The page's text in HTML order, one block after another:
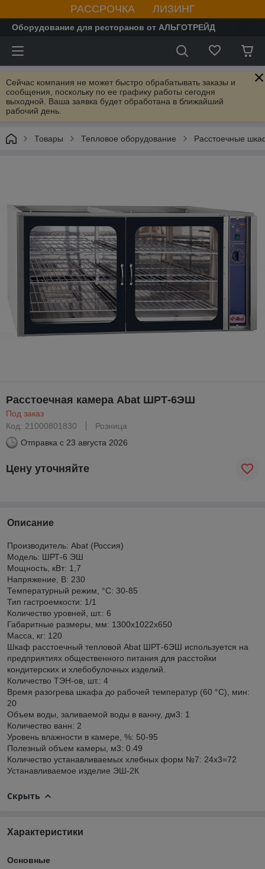
РАССРОЧКА ЛИЗИНГ
Оборудование для ресторанов от АЛЬГОТРЕЙД
Сейчас компания не может быстро обрабатывать заказы и
сообщения, поскольку по ее графику работы сегодня
выходной. Ваша заявка будет обработана в ближайший
рабочий день.
Товары Тепловое оборудование Расстоечные
Расстоечная камера Abat ШРТ-6ЭШ
Под заказ
Код: 21000801830
Розница
Отправка с 23 августа 2026
Цену уточняйте
Описание
Производитель: Abat (Россия)
Модель: ШРТ-6 ЭШ
Мощность, кВт: 1,7
Напряжение, В: 230
Температурный режим, °C: 30-85
Тип гастроемкости: 1/1
Количество уровней, шт.: 6
Габаритные размеры, мм: 1300x1022x650
Масса, кг: 120
Шкаф расстоечный тепловой Abat ШРТ-6ЭШ используется на
предприятиях общественного питания для расстойки
кондитерских и хлебобулочных изделий.
Количество ТЭН-ов, шт.: 4
Время разогрева шкафа до рабочей температур (60 °С), мин:
20
Объем воды, заливаемой воды в ванну, дм3: 1
Количество ванн: 2
Уровень влажности в камере, %: 50-95
Полезный объем камеры, м3: 0.49
Количество устанавливаемых хлебных форм №7: 24x3=72
Устанавливаемое изделие ЭШ-2К
Скрыть
Характеристики
Основные